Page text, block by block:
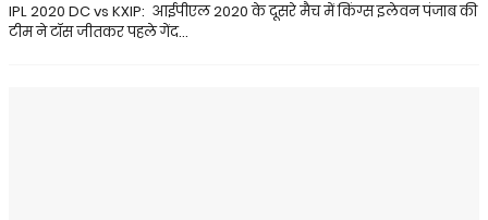
IPL 2020 DC vs KXIP: आईपीएल 2020 के दूसरे मैच में किंग्स इलेवन पंजाब की
टीम ने टॉस जीतकर पहले गेंद…